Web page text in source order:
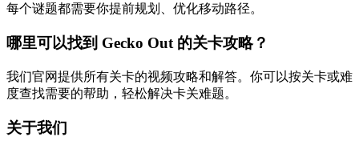
每个谜题都需要你提前规划、优化移动路径。
哪里可以找到 Gecko Out 的关卡攻略？
我们官网提供所有关卡的视频攻略和解答。你可以按关卡或难
度查找需要的帮助，轻松解决卡关难题。
关于我们